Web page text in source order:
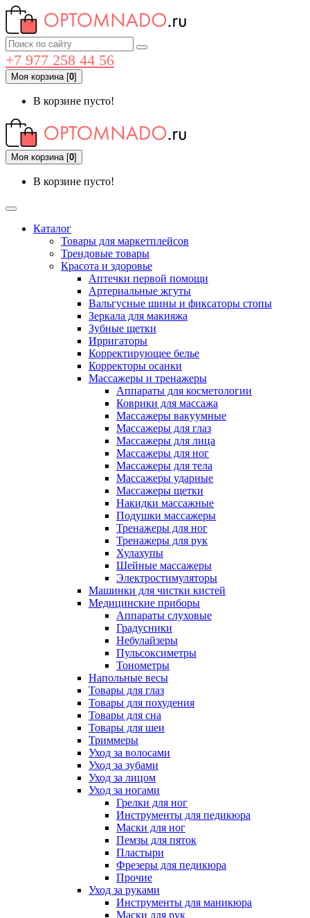
+7 977 258 44 56
Моя корзина[0]
В корзине пусто!
Моя корзина[0]
В корзине пусто!
Каталог
Товары для маркетплейсов
Трендовые товары
Красота и здоровье
Аптечки первой помощи
Артериальные жгуты
Вальгусные шины и фиксаторы стопы
Зеркала для макияжа
Зубные щетки
Ирригаторы
Корректирующее белье
Корректоры осанки
Массажеры и тренажеры
Аппараты для косметологии
Коврики для массажа
Массажеры вакуумные
Массажеры для глаз
Массажеры для лица
Массажеры для ног
Массажеры для тела
Массажеры ударные
Массажеры щетки
Накидки массажные
Подушки массажеры
Тренажеры для ног
Тренажеры для рук
Хулахупы
Шейные массажеры
Электростимуляторы
Машинки для чистки кистей
Медицинские приборы
Аппараты слуховые
Градусники
Небулайзеры
Пульсоксиметры
Тонометры
Напольные весы
Товары для глаз
Товары для похудения
Товары для сна
Товары для шеи
Триммеры
Уход за волосами
Уход за зубами
Уход за лицом
Уход за ногами
Грелки для ног
Инструменты для педикюра
Маски для ног
Пемзы для пяток
Пластыри
Фрезеры для педикюра
Прочие
Уход за руками
Инструменты для маникюра
Маски для рук